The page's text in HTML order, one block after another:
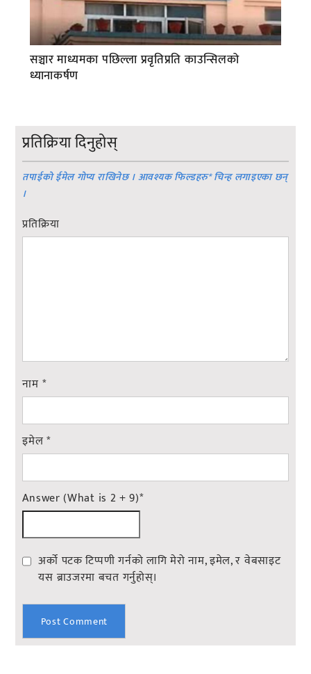
सञ्चार माध्यमका पछिल्ला प्रवृतिप्रति काउन्सिलको
ध्यानाकर्षण
प्रतिक्रिया दिनुहोस्
तपाईको ईमेल गोप्य राखिनेछ । आवश्यक फिल्डहरु*चिन्ह लगाइएका छन्
।
प्रतिक्रिया
नाम *
इमेल*
Answer (What is 2 + 9)*
अर्को पटक टिप्पणी गर्नको लागि मेरो नाम, इमेल, र वेबसाइट
यस ब्राउजरमा बचत गर्नुहोस्।